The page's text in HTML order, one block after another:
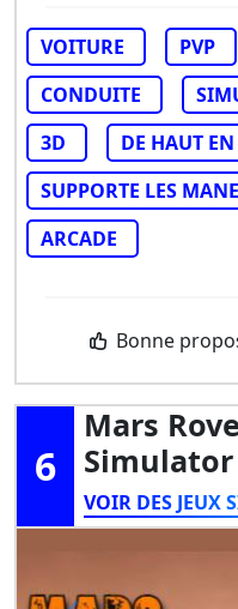
VOITURE PVP
CONDUITE
3D
DE HAUT
SUPPORTE LES
ARCADE
Bonne
6
Mars
Simulator
VOIR DES JEUX